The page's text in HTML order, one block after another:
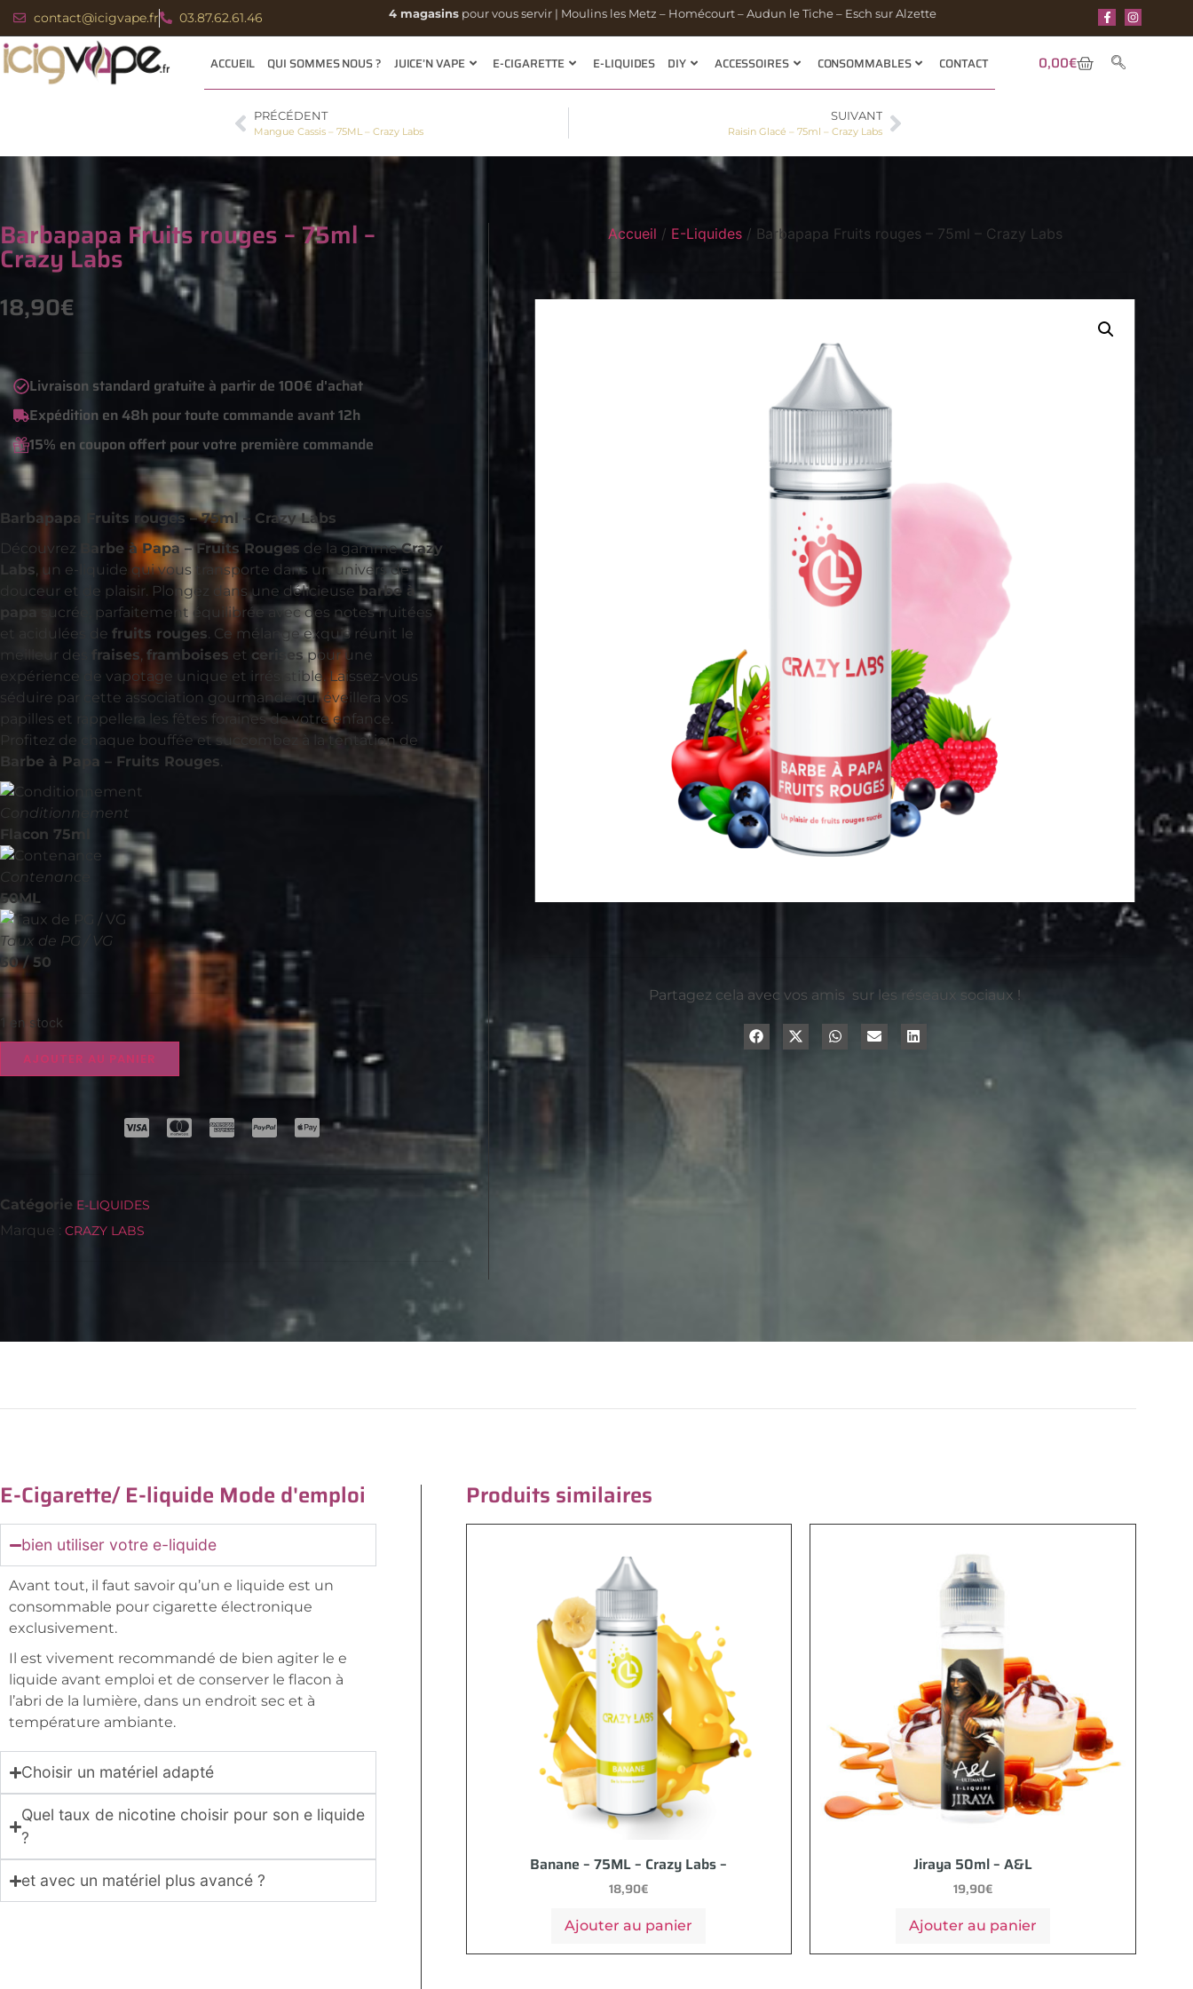
contact@icigvape.fr 03.87.62.61.46 4 magasins pour vous servir | Moulins les Metz – Homécourt – Audun le Tiche – Esch sur Alzette
ACCUEIL QUI SOMMES NOUS ? JUICE’N VAPE E-CIGARETTE E-LIQUIDES DIY ACCESSOIRES CONSOMMABLES CONTACT 0,00€
PRÉCÉDENT
Mangue Cassis – 75ML – Crazy Labs
SUIVANT
Raisin Glacé – 75ml – Crazy Labs
Barbapapa Fruits rouges – 75ml –
Crazy Labs
18,90€
Livraison standard gratuite à partir de 100€ d'achat
Expédition en 48h pour toute commande avant 12h
15% en coupon offert pour votre première commande
Barbapapa Fruits rouges – 75ml – Crazy Labs
Découvrez
Barbe à Papa – Fruits Rouges de la gammeCrazy
Labs, un e-liquide qui vous transporte dans un univers de
douceur et de plaisir. Plongez dans une délicieuse barbe à
papa sucrée, parfaitement équilibrée avec des notes fruitées
et acidulées de fruits rouges. Ce mélange exquis réunit le
meilleur des
fraises, framboises et cerisespour une
expérience de vapotage unique et irrésistible. Laissez-vous
séduire par cette association gourmande qui éveillera vos
papilles et rappellera les fêtes foraines de votre enfance.
Profitez de chaque bouffée et succombez à la tentation de
Barbe à Papa – Fruits Rouges.
Conditionnement
Flacon 75ml
Contenance
50ML
Taux de PG / VG
50 / 50
1 en stock
AJOUTER AU PANIER
Catégorie E-LIQUIDES
Marque : CRAZY LABS
Accueil / E-Liquides/ Barbapapa Fruits rouges – 75ml – Crazy Labs
Partagez cela avec vos amis sur les réseaux sociaux !
E-Cigarette/ E-liquide Mode d'emploi
bien utiliser votre e-liquide
Avant tout, il faut savoir qu’un e liquide est un
consommable pour cigarette électronique
exclusivement.
Il est vivement recommandé de bien agiter le e
liquide avant emploi et de conserver le flacon à
l’abri de la lumière, dans un endroit sec et à
température ambiante.
Choisir un matériel adapté
Quel taux de nicotine choisir pour son e liquide
?
et avec un matériel plus avancé ?
Produits similaires
Banane – 75ML – Crazy Labs –
18,90€
Ajouter au panier
Jiraya 50ml – A&L
19,90€
Ajouter au panier